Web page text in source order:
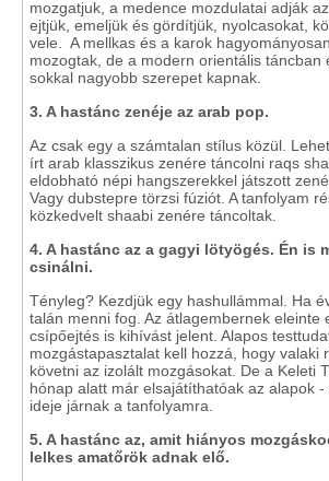
mozgatjuk, a medence mozdulatai adják
ejtjük, emeljük és gördítjük, nyolcasokat,
vele. A mellkas és a karok
mozogtak, de a modern orientális táncban
sokkal nagyobb szerepet kapnak.
3. A hastánc zenéje az arab pop.
Az csak egy a számtalan stílus közül.
írt arab klasszikus zenére táncolni raqs
eldobható népi hangszerekkel játszott
Vagy dubstepre törzsi fúziót. A tanfolyam
közkedvelt shaabi zenére táncoltak.
4. A hastánc az a gagyi lötyögés. Én is
csinálni.
Tényleg? Kezdjük egy hashullámmal. Ha
talán menni fog. Az átlagembernek eleinte
csípőejtés is kihívást jelent. Alapos
mozgástapasztalat kell hozzá, hogy valaki
követni az izolált mozgásokat. De a Keleti
hónap alatt már elsajátíthatóak az alapok
ideje járnak a tanfolyamra.
5. A hastánc az, amit hiányos
lelkes amatőrök adnak elő.